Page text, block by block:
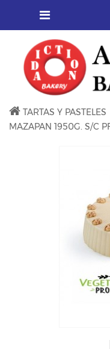
TARTAS Y PASTELES
MAZAPAN 1950G. S/C